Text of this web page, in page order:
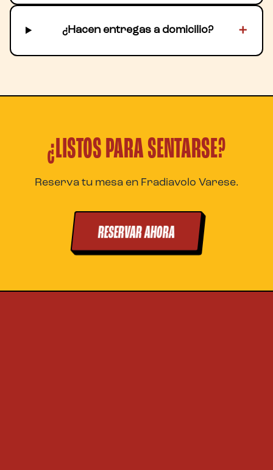
¿Hacen entregas a domicilio? +
¿LISTOS PARA SENTARSE?
Reserva tu mesa en Fradiavolo Varese.
RESERVAR AHORA